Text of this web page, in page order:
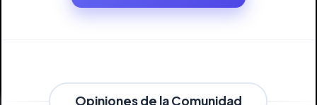
Opiniones de la Comunidad